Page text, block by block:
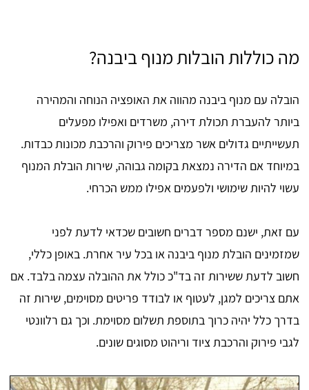
מה כוללות הובלות מנוף ביבנה?
הובלה עם מנוף ביבנה מהווה את האופציה הנוחה והמהירה
ביותר להעברת תכולת דירה, משרדים ואפילו מפעלים
תעשייתיים גדולים אשר מצריכים פירוק והרכבת מכונות כבדות.
במיוחד אם הדירה נמצאת בקומה גבוהה, שירות הובלת המנוף
עשוי להיות שימושי ולפעמים אפילו ממש הכרחי.
עם זאת, ישנם מספר דברים חשובים שכדאי לדעת לפני
שמזמינים הובלת מנוף ביבנה או בכל עיר אחרת. באופן כללי,
חשוב לדעת ששירות זה בד"כ כולל את ההובלה עצמה בלבד. אם
אתם צריכים למגן, לעטוף או לבודד פריטים מסוימים, שירות זה
בדרך כלל יהיה כרוך בתוספת תשלום מסוימת. וכך גם רלוונטי
לגבי פירוק והרכבת ציוד וריהוט מסוגים שונים.